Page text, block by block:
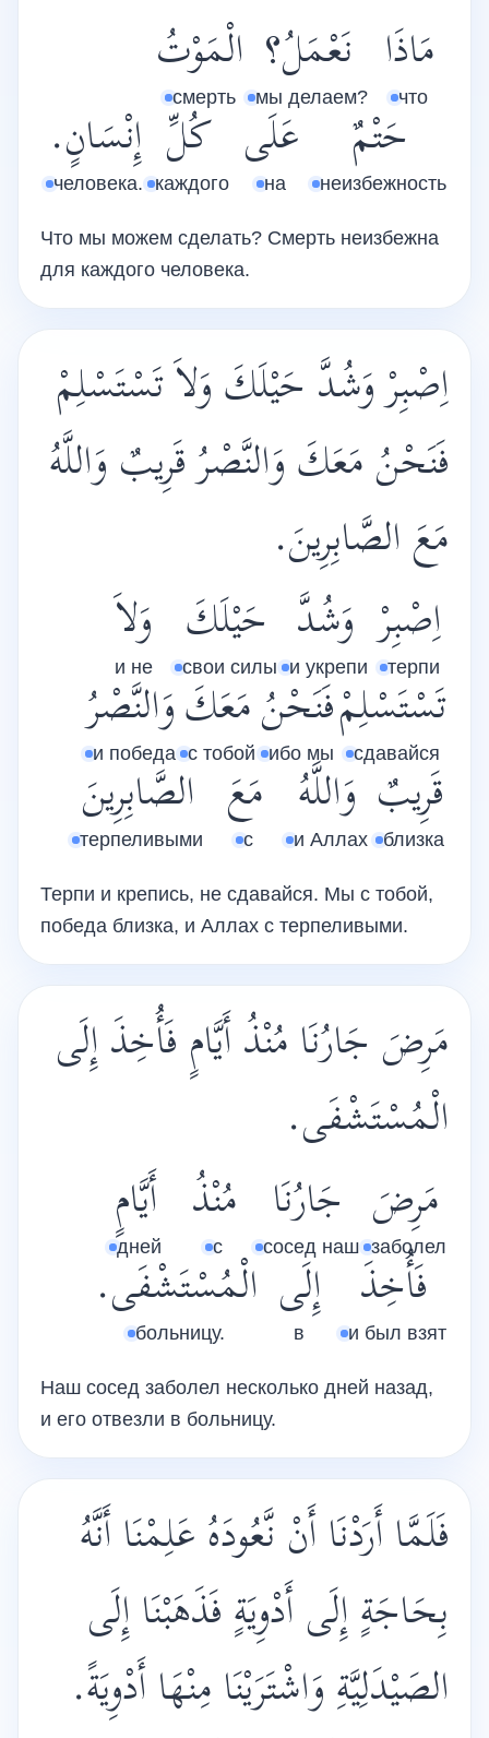
مَاذَا
что
نَعْمَلُ؟
мы делаем?
الْمَوْتُ
смерть
حَتْمٌ
неизбежность
عَلَى
на
كُلِّ
каждого
إِنْسَانٍ.
человека.
Что мы можем сделать? Смерть неизбежна
для каждого человека.
اِصْبِرْ وَشُدَّ حَيْلَكَ وَلاَ تَسْتَسْلِمْ
فَنَحْنُ مَعَكَ وَالنَّصْرُ قَرِيبٌ وَاللَّهُ
مَعَ الصَّابِرِينَ.
اِصْبِرْ
терпи
وَشُدَّ
и укрепи
حَيْلَكَ
свои силы
وَلاَ
и не
تَسْتَسْلِمْ
сдавайся
فَنَحْنُ
ибо мы
مَعَكَ
с тобой
وَالنَّصْرُ
и победа
قَرِيبٌ
близка
وَاللَّهُ
и Аллах
مَعَ
с
الصَّابِرِينَ
терпеливыми
Терпи и крепись, не сдавайся. Мы с тобой,
победа близка, и Аллах с терпеливыми.
مَرِضَ جَارُنَا مُنْذُ أَيَّامٍ فَأُخِذَ إِلَى
الْمُسْتَشْفَى.
مَرِضَ
заболел
جَارُنَا
сосед наш
مُنْذُ
с
أَيَّامٍ
дней
فَأُخِذَ
и был взят
إِلَى
в
الْمُسْتَشْفَى.
больницу.
Наш сосед заболел несколько дней назад,
и его отвезли в больницу.
فَلَمَّا أَرَدْنَا أَنْ نَّعُودَهُ عَلِمْنَا أَنَّهُ
بِحَاجَةٍ إِلَى أَدْوِيَةٍ فَذَهَبْنَا إِلَى
الصَيْدَلِيَّةِ وَاشْتَرَيْنَا مِنْهَا أَدْوِيَةً.